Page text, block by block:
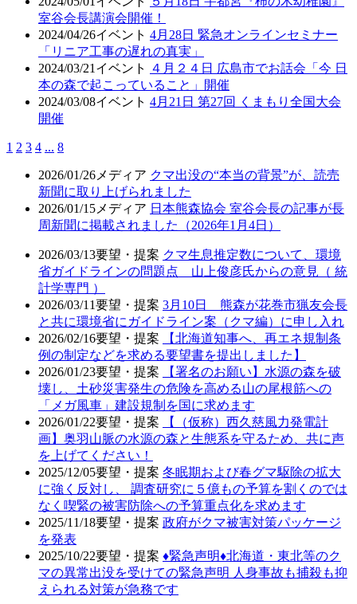
室谷会長講演会開催！
2024/04/26イベント 4月28日 緊急オンラインセミナー
「リニア工事の遅れの真実」
2024/03/21 イベント
４月２４日 広島市でお話会「今 日
本の森で起こっていること」開催
2024/03/08イベント 4月21日 第27回 くまもり全国大会
開催
1 2 3 4 ... 8
2026/01/26 メディア クマ出没の“本当の背景”が、読売
新聞に取り上げられました
2026/01/15 メディア 日本熊森協会 室谷会長の記事が長
周新聞に掲載されました（2026年1月4日）
2026/03/13要望・提案 クマ生息推定数について、環境
省ガイドラインの問題点 山上俊彦氏からの意見（ 統
計学専門 ）
2026/03/11要望・提案 3月10日 熊森が花巻市猟友会長
と共に環境省にガイドライン案（クマ編）に申し入れ
2026/02/16要望・提案
【北海道知事へ、再エネ規制条
例の制定などを求める要望書を提出しました】
2026/01/23要望・提案
【署名のお願い】水源の森を破
壊し、土砂災害発生の危険を高める山の尾根筋への
「メガ風車」建設規制を国に求めます
2026/01/22要望・提案
【（仮称）西久慈風力発電計
画】奥羽山脈の水源の森と生態系を守るため、共に声
を上げてください！
2025/12/05要望・提案 冬眠期および春グマ駆除の拡大
に強く反対し、 調査研究に５億もの予算を割くのでは
なく喫緊の被害防除への予算重点化を求めます
2025/11/18要望・提案 政府がクマ被害対策パッケージ
を発表
2025/10/22要望・提案 ♦️緊急声明♦️北海道・東北等のク
マの異常出没を受けての緊急声明 人身事故も捕殺も抑
えられる対策が急務です